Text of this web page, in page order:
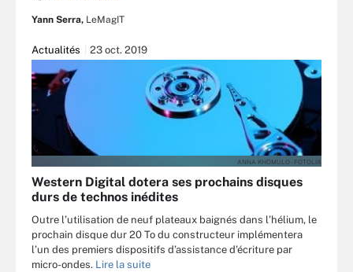
Yann Serra, LeMagIT
Actualités 23 oct. 2019
ANNA KHOMULO - FOTOLIA
Western Digital dotera ses prochains disques
durs de technos inédites
Outre l’utilisation de neuf plateaux baignés dans l’hélium, le
prochain disque dur 20 To du constructeur implémentera
l’un des premiers dispositifs d’assistance d’écriture par
micro-ondes. Lire la suite